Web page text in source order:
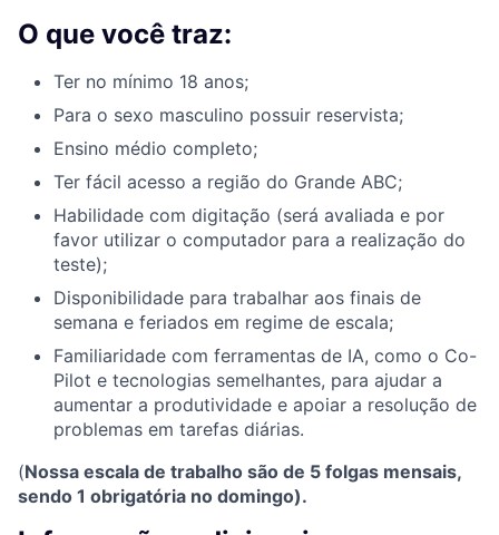
O que você traz:
Ter no mínimo 18 anos;
Para o sexo masculino possuir reservista;
Ensino médio completo;
Ter fácil acesso a região do Grande ABC;
Habilidade com digitação (será avaliada e por
favor utilizar o computador para a realização do
teste);
Disponibilidade para trabalhar aos finais de
semana e feriados em regime de escala;
Familiaridade com ferramentas de IA, como o Co-
Pilot e tecnologias semelhantes, para ajudar a
aumentar a produtividade e apoiar a resolução de
problemas em tarefas diárias.
(Nossa escala de trabalho são de 5 folgas mensais,
sendo 1 obrigatória no domingo).